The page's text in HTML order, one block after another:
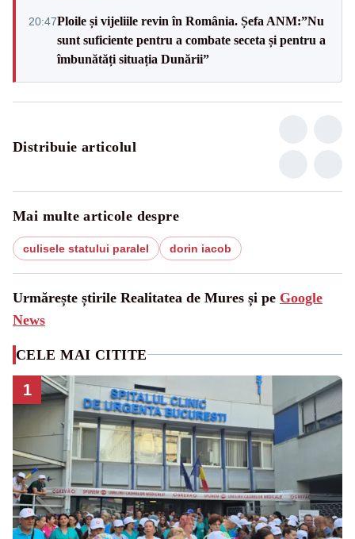
20:47Ploile și vijeliile revin în România. Șefa ANM:”Nu
sunt suficiente pentru a combate seceta și pentru a
îmbunătăți situația Dunării”
Distribuie articolul
Mai multe articole despre
culisele statului paralel dorin iacob
Urmărește știrile Realitatea de Mures și pe Google
News
CELE MAI CITITE
1